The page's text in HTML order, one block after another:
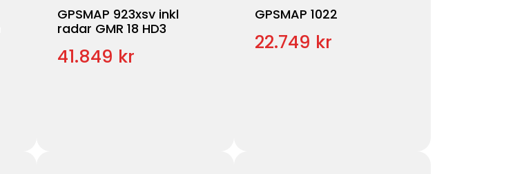
GPSMAP 923xsv inkl
radar GMR 18 HD3
41.849 kr
GPSMAP 1022
22.749 kr